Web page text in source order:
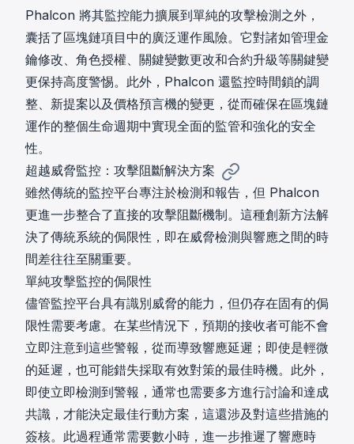
Phalcon 將其監控能力擴展到單純的攻擊檢測之外，
囊括了區塊鏈項目中的廣泛運作風險。它對諸如管理金
鑰修改、角色授權、關鍵變數更改和合約升級等關鍵變
更保持高度警惕。此外，Phalcon 還監控時間鎖的調
整、新提案以及價格預言機的變更，從而確保在區塊鏈
運作的整個生命週期中實現全面的監管和強化的安全
性。
超越威脅監控：攻擊阻斷解決方案
雖然傳統的監控平台專注於檢測和報告，但 Phalcon
更進一步整合了直接的攻擊阻斷機制。這種創新方法解
決了傳統系統的侷限性，即在威脅檢測與響應之間的時
間差往往至關重要。
單純攻擊監控的侷限性
儘管監控平台具有識別威脅的能力，但仍存在固有的侷
限性需要考慮。在某些情況下，預期的接收者可能不會
立即注意到這些警報，從而導致響應延遲；即使是輕微
的延遲，也可能錯失採取有效對策的最佳時機。此外，
即使立即檢測到警報，通常也需要多方進行討論和達成
共識，才能決定最佳行動方案，這還涉及對這些措施的
簽核。此過程通常需要數小時，進一步推遲了響應時